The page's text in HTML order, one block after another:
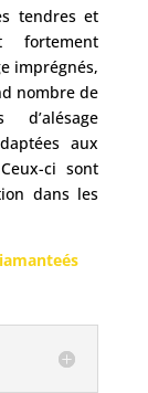
tendres et
fortement
imprégnés,
nombre de
aux
ci sont
dans les